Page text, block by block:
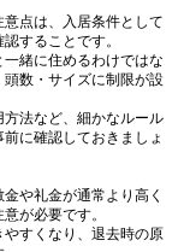
点は、入居条件として
することです。
緒に住めるわけではな
頭数・サイズに制限が設
方法など、細かなルール
に確認しておきましょ
や礼金が通常より高く
が必要です。
すくなり、退去時の原